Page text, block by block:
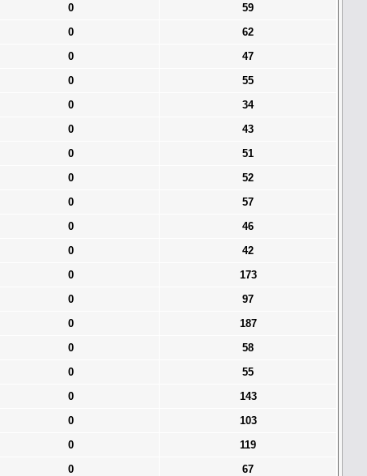
0
59
0
62
0
47
0
55
0
34
0
43
0
51
0
52
0
57
0
46
0
42
0
173
0
97
0
187
0
58
0
55
0
143
0
103
0
119
0
67